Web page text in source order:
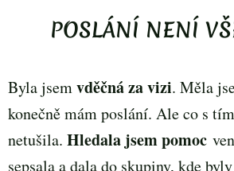
POSLÁNÍ NENÍ
Byla jsemvděčná za vizi. Měla
konečně mám poslání. Ale co s
netušila. Hledala jsem pomoc
sepsala a dala do skupiny, kde